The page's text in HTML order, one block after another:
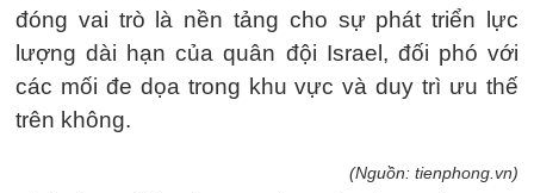
đóng vai trò là nền tảng cho sự phát triển lực
lượng dài hạn của quân đội Israel, đối phó với
các mối đe dọa trong khu vực và duy trì ưu thế
trên không.
(Nguồn: tienphong.vn)